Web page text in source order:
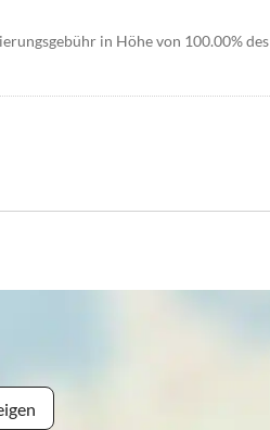
in Höhe von 100.00% des